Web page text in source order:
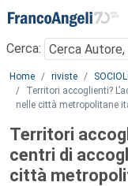
Menu
Cerca:
Main content
Home riviste
Territori accoglienti?
nelle città metropolitane
Territori
centri di
città